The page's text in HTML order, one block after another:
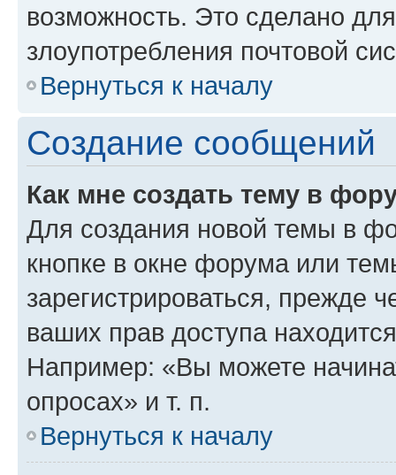
возможность. Это сделано
злоупотребления почтовой
Вернуться к началу
Создание сообщений
Как мне создать тему в
Для создания новой темы в
кнопке в окне форума или
зарегистрироваться, прежде
ваших прав доступа
Например: «Вы можете
опросах» и т. п.
Вернуться к началу